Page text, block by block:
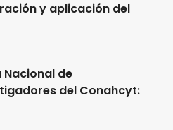
y aplicación del
Nacional de
del Conahcyt: